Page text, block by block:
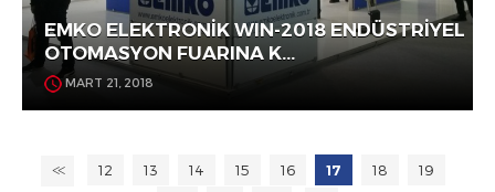
EMKO ELEKTRONİK WIN-2018 ENDÜSTRİYEL
OTOMASYON FUARINA K...
MART 21, 2018
<< 12 13 14 15 16 17 18
19